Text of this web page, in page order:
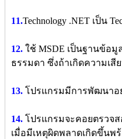
11.Technology .NET เป็น
12. ใช้ MSDE เป็นฐานข้อ
ธรรมดา ซึ่งถ้าเกิดความเ
13. โปรแกรมมีการพัฒนาอ
14. โปรแกรมจะคอยตรวจ
เมื่อมีเหตุผิดพลาดเกิดขึ้นพ